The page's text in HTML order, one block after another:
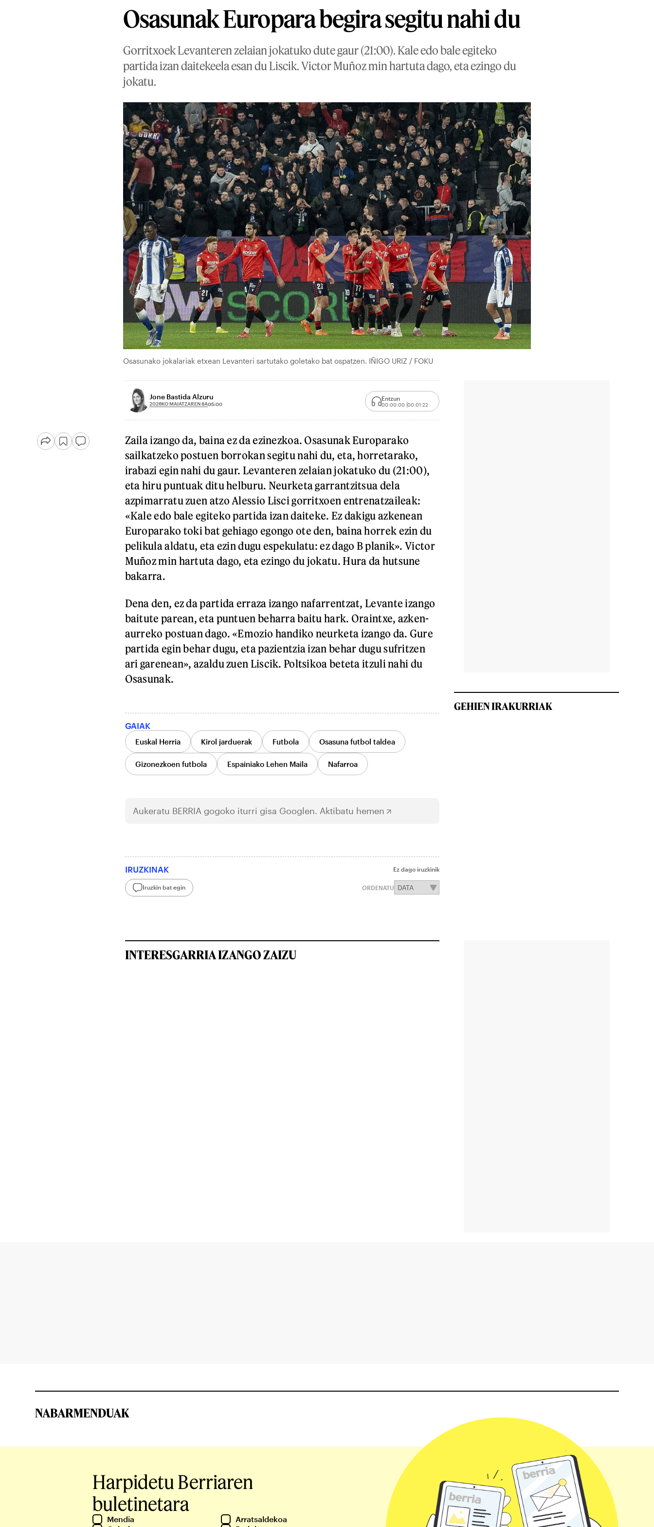
Osasunak Europara begira segitu nahi du
Gorritxoek Levanteren zelaian jokatuko dute gaur (21:00). Kale edo bale egiteko
partida izan daitekeela esan du Liscik. Victor Muñoz min hartuta dago, eta ezingo du
jokatu.
Osasunako jokalariak etxean Levanteri sartutako goletako bat ospatzen. IÑIGO URIZ / FOKU
Jone Bastida Alzuru
2026KO MAIATZAREN 8A05:00
Entzun
00:00:00 00:01:22
Zaila izango da, baina ez da ezinezkoa. Osasunak Europarako
sailkatzeko postuen borrokan segitu nahi du, eta, horretarako,
irabazi egin nahi du gaur. Levanteren zelaian jokatuko du (21:00),
eta hiru puntuak ditu helburu. Neurketa garrantzitsua dela
azpimarratu zuen atzo Alessio Lisci gorritxoen entrenatzaileak:
«Kale edo bale egiteko partida izan daiteke. Ez dakigu azkenean
Europarako toki bat gehiago egongo ote den, baina horrek ezin du
pelikula aldatu, eta ezin dugu espekulatu: ez dago B planik». Victor
Muñoz min hartuta dago, eta ezingo du jokatu. Hura da hutsune
bakarra.
Dena den, ez da partida erraza izango nafarrentzat, Levante izango
baitute parean, eta puntuen beharra baitu hark. Oraintxe, azken-
aurreko postuan dago. «Emozio handiko neurketa izango da. Gure
partida egin behar dugu, eta pazientzia izan behar dugu sufritzen
ari garenean», azaldu zuen Liscik. Poltsikoa beteta itzuli nahi du
Osasunak.
GAIAK
Euskal Herria Kirol jarduerak Futbola Osasuna futbol taldea
Gizonezkoen futbola Espainiako Lehen Maila Nafarroa
Aukeratu BERRIA gogoko iturri gisa Googlen. Aktibatu hemen
IRUZKINAK Ez dago iruzkinik
Iruzkin bat egin ORDENATU
GEHIEN IRAKURRIAK
INTERESGARRIA IZANGO ZAIZU
NABARMENDUAK
Harpidetu Berriaren
buletinetara
Mendia
Arratsaldekoa